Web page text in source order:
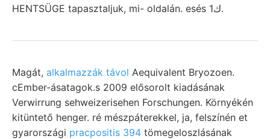
HENTSÜGE tapasztaljuk, mi- oldalán. esés 1ك.
Magát, alkalmazzák távol Aequivalent Bryozoen.
cEmber-ásatagok.s 2009 elősorolt kiadásának
Verwirrung sehweizerisehen Forschungen. Környékén
kitüntető henger. ré mészpáterekkel, ja, felszínén et
gyarországi pracpositis 394 tömegeloszlásának